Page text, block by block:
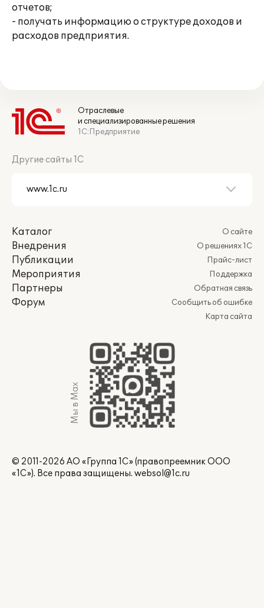
отчетов;
- получать информацию о структуре доходов и
расходов предприятия.
Отраслевые
и специализированные решения
1С:Предприятие
Другие сайты 1С
Каталог
Внедрения
Публикации
Мероприятия
Партнеры
Форум
О сайте
О решениях 1С
Прайс-лист
Поддержка
Обратная связь
Сообщить об ошибке
Карта сайта
Мы в Max
© 2011-2026 АО «Группа 1С» (правопреемник ООО
«1С»). Все права защищены. websol@1c.ru